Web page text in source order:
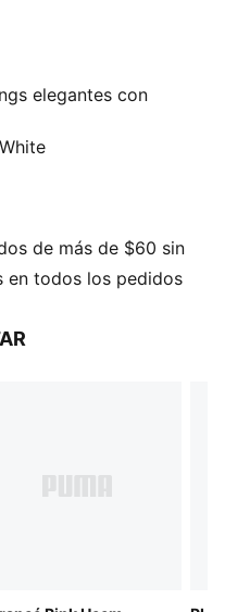
elegantes con
y un llamativo
el icónico tirador con
elástica cerrada
clásica de PUMA,
momento.
un 30% de
de más de $60 sin
en todos los pedidos